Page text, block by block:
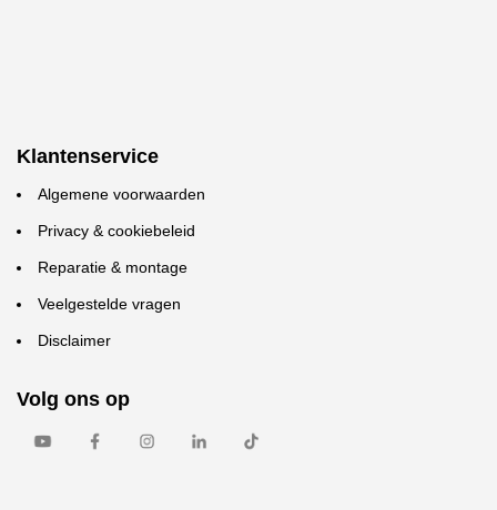
Klantenservice
Algemene voorwaarden
Privacy & cookiebeleid
Reparatie & montage
Veelgestelde vragen
Disclaimer
Volg ons op